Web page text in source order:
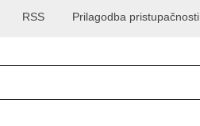
Prilagodba pristupačnosti
RSS